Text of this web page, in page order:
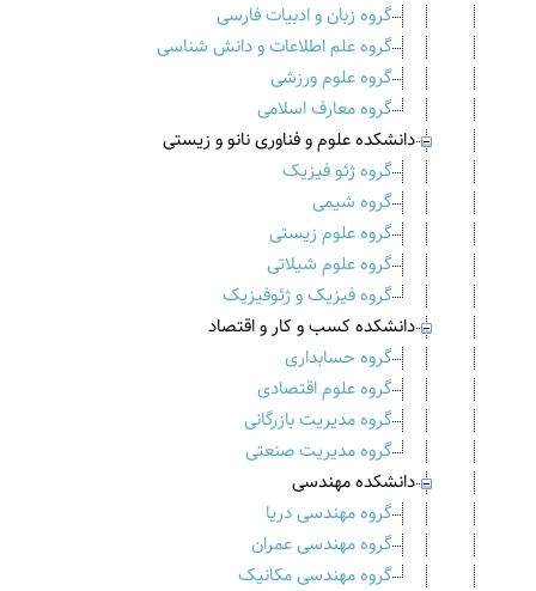
گروه زبان و ادبیات فارسی
گروه علم اطلاعات و دانش شناسی
گروه علوم ورزشی
گروه معارف اسلامی
دانشکده علوم و فناوری نانو و زیستی
گروه ژئو فیزیک
گروه شیمی
گروه علوم زیستی
گروه علوم شیلاتی
گروه فیزیک و ژئوفیزیک
دانشکده کسب و کار و اقتصاد
گروه حسابداری
گروه علوم اقتصادی
گروه مدیریت بازرگانی
گروه مدیریت صنعتی
دانشکده مهندسی
گروه مهندسی دریا
گروه مهندسی عمران
گروه مهندسی مکانیک